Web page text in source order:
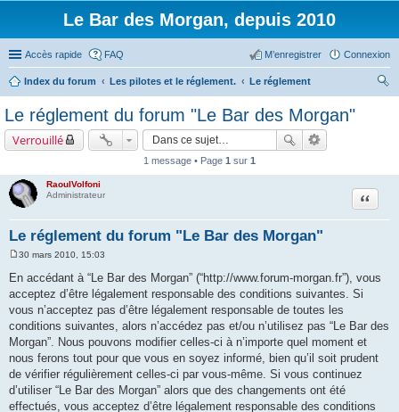
Le Bar des Morgan, depuis 2010
Accès rapide FAQ Connexion
M’enregistrer
Index du forum Les pilotes et le réglement.
Le réglement
Le réglement du forum "Le Bar des Morgan"
Verrouillé
1 message • Page 1 sur 1
RaoulVolfoni
Administrateur
Le réglement du forum "Le Bar des Morgan"
Citation
s
s
g
e
30 mars 2010, 15:03
En accédant à “Le Bar des Morgan” (“http://www.forum-morgan.fr”), vous
acceptez d’être légalement responsable des conditions suivantes. Si
vous n’acceptez pas d’être légalement responsable de toutes les
conditions suivantes, alors n’accédez pas et/ou n’utilisez pas “Le Bar des
Morgan”. Nous pouvons modifier celles-ci à n’importe quel moment et
nous ferons tout pour que vous en soyez informé, bien qu’il soit prudent
de vérifier régulièrement celles-ci par vous-même. Si vous continuez
d’utiliser “Le Bar des Morgan” alors que des changements ont été
effectués, vous acceptez d’être légalement responsable des conditions